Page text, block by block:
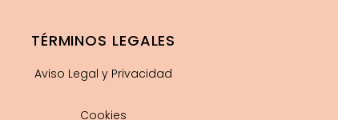
TÉRMINOS LEGALES
Aviso Legal y Privacidad
Cookies